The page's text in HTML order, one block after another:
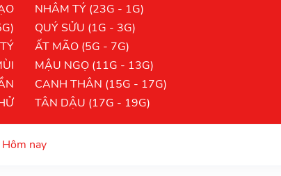
NHÂM TÝ (23G - 1G)
QUÝ SỬU (1G - 3G)
ẤT MÃO (5G - 7G)
MẬU NGỌ (11G - 13G)
CANH THÂN (15G - 17G)
TÂN DẬU (17G - 19G)
Hôm nay